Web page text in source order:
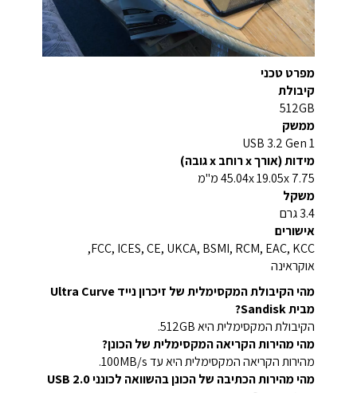
מפרט טכני
קיבולת
512GB
ממשק
USB 3.2 Gen 1
מידות (אורך x רוחב x גובה)
45.04x 19.05x 7.75 מ"מ
משקל
3.4 גרם
אישורים
FCC, ICES, CE, UKCA, BSMI, RCM, EAC, KCC,
אוקראינה
מהי הקיבולת המקסימלית של זיכרון נייד Ultra Curve
מבית Sandisk?
הקיבולת המקסימלית היא 512GB.
מהי מהירות הקריאה המקסימלית של הכונן?
מהירות הקריאה המקסימלית היא עד 100MB/s.
מהי מהירות הכתיבה של הכונן בהשוואה לכונני USB 2.0